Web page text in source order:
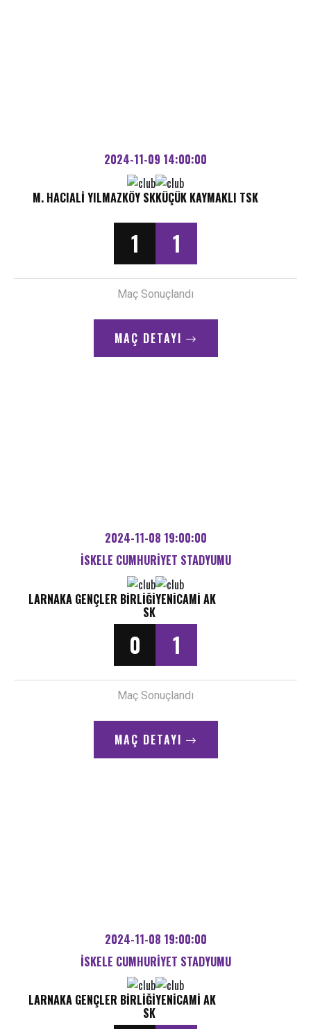
2024-11-09 14:00:00
M. HACIALI YILMAZKÖY SK
1 1
KÜÇÜK KAYMAKLI TSK
Maç Sonuçlandı
MAÇ DETAYI
2024-11-08 19:00:00
İSKELE CUMHURIYET STADYUMU
LARNAKA GENÇLER BIRLIĞI
SK
0 1
YENICAMI AK
Maç Sonuçlandı
MAÇ DETAYI
2024-11-08 19:00:00
İSKELE CUMHURIYET STADYUMU
LARNAKA GENÇLER BIRLIĞI
SK
YENICAMI AK